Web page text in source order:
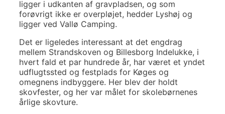
ligger i udkanten af gravpladsen, og som
forøvrigt ikke er overpløjet, hedder Lyshøj og
ligger ved Vallø Camping.
Det er ligeledes interessant at det engdrag
mellem Strandskoven og Billesborg Indelukke, i
hvert fald et par hundrede år, har været et yndet
udflugtssted og festplads for Køges og
omegnens indbyggere. Her blev der holdt
skovfester, og her var målet for skolebørnenes
årlige skovture.